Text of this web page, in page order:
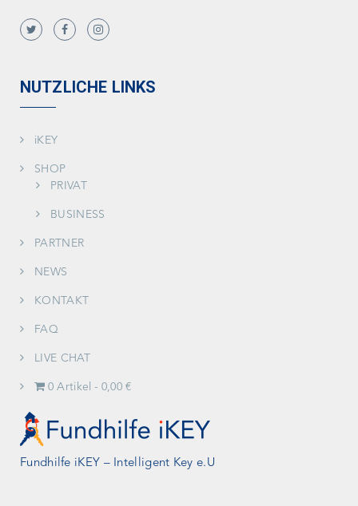
NUTZLICHE LINKS
iKEY
SHOP
PRIVAT
BUSINESS
PARTNER
NEWS
KONTAKT
FAQ
LIVE CHAT
0 Artikel 0,00 €
Fundhilfe iKEY – Intelligent Key e.U